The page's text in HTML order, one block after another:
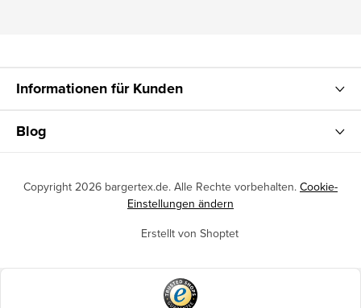
Informationen für Kunden
Blog
Erstellt von Shoptet
Copyright 2026 bargertex.de. Alle Rechte vorbehalten. Cookie-
Einstellungen ändern